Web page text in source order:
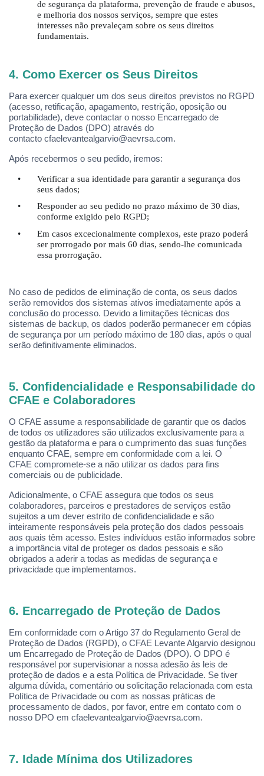
de segurança da plataforma, prevenção de fraude e abusos,
e melhoria dos nossos serviços, sempre que estes
interesses não prevaleçam sobre os seus direitos
fundamentais.
4. Como Exercer os Seus Direitos
Para exercer qualquer um dos seus direitos previstos no RGPD
(acesso, retificação, apagamento, restrição, oposição ou
portabilidade), deve contactar o nosso Encarregado de
Proteção de Dados (DPO) através do
contacto cfaelevantealgarvio@aevrsa.com.
Após recebermos o seu pedido, iremos:
•
Verificar a sua identidade para garantir a segurança dos
seus dados;
•
Responder ao seu pedido no prazo máximo de 30 dias,
conforme exigido pelo RGPD;
•
Em casos excecionalmente complexos, este prazo poderá
ser prorrogado por mais 60 dias, sendo-lhe comunicada
essa prorrogação.
No caso de pedidos de eliminação de conta, os seus dados
serão removidos dos sistemas ativos imediatamente após a
conclusão do processo. Devido a limitações técnicas dos
sistemas de backup, os dados poderão permanecer em cópias
de segurança por um período máximo de 180 dias, após o qual
serão definitivamente eliminados.
5. Confidencialidade e Responsabilidade do
CFAE e Colaboradores
O CFAE assume a responsabilidade de garantir que os dados
de todos os utilizadores são utilizados exclusivamente para a
gestão da plataforma e para o cumprimento das suas funções
enquanto CFAE, sempre em conformidade com a lei. O
CFAE compromete-se a não utilizar os dados para fins
comerciais ou de publicidade.
Adicionalmente, o CFAE assegura que todos os seus
colaboradores, parceiros e prestadores de serviços estão
sujeitos a um dever estrito de confidencialidade e são
inteiramente responsáveis pela proteção dos dados pessoais
aos quais têm acesso. Estes indivíduos estão informados sobre
a importância vital de proteger os dados pessoais e são
obrigados a aderir a todas as medidas de segurança e
privacidade que implementamos.
6. Encarregado de Proteção de Dados
Em conformidade com o Artigo 37 do Regulamento Geral de
Proteção de Dados (RGPD), o CFAE Levante Algarvio designou
um Encarregado de Proteção de Dados (DPO). O DPO é
responsável por supervisionar a nossa adesão às leis de
proteção de dados e a esta Política de Privacidade. Se tiver
alguma dúvida, comentário ou solicitação relacionada com esta
Política de Privacidade ou com as nossas práticas de
processamento de dados, por favor, entre em contato com o
nosso DPO em cfaelevantealgarvio@aevrsa.com.
7. Idade Mínima dos Utilizadores